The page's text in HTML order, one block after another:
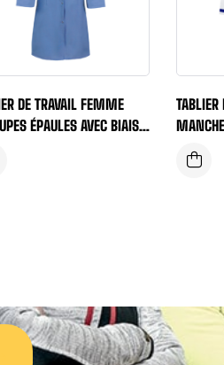
DE TRAVAIL FEMME
ÉPAULES AVEC BIAIS